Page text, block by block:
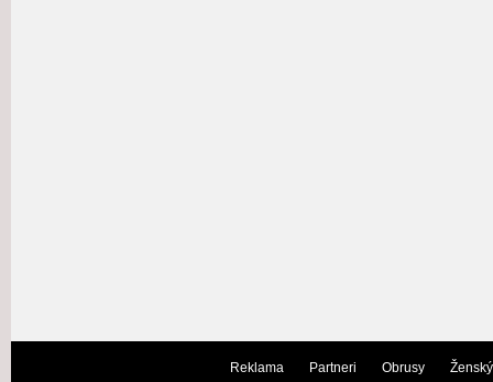
Reklama Partneri Obrusy